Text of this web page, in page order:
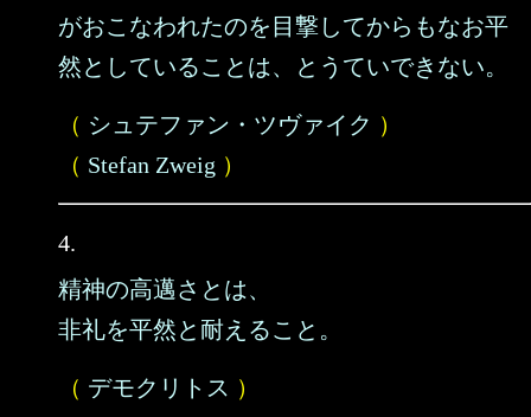
がおこなわれたのを目撃してからもなお平
然としていることは、とうていできない。
（ シュテファン・ツヴァイク ）
（ Stefan Zweig ）
4.
精神の高邁さとは、
非礼を平然と耐えること。
（ デモクリトス ）